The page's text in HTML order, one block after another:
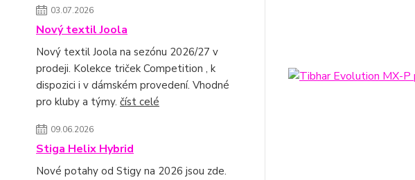
03.07.2026
Nový textil Joola
Nový textil Joola na sezónu 2026/27 v
prodeji. Kolekce triček Competition , k
dispozici i v dámském provedení. Vhodné
pro kluby a týmy. číst celé
09.06.2026
Stiga Helix Hybrid
Nové potahy od Stigy na 2026 jsou zde.